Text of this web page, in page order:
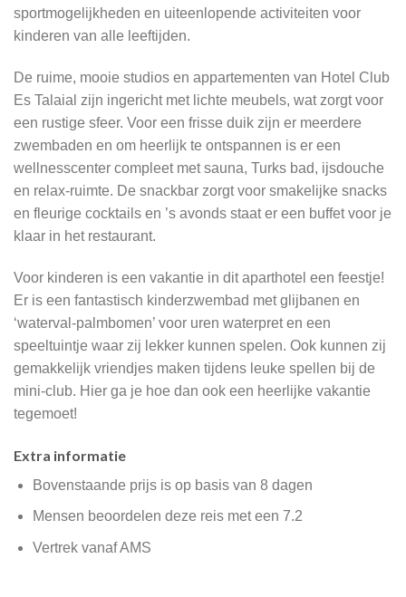
sportmogelijkheden en uiteenlopende activiteiten voor
kinderen van alle leeftijden.
De ruime, mooie studios en appartementen van Hotel Club
Es Talaial zijn ingericht met lichte meubels, wat zorgt voor
een rustige sfeer. Voor een frisse duik zijn er meerdere
zwembaden en om heerlijk te ontspannen is er een
wellnesscenter compleet met sauna, Turks bad, ijsdouche
en relax-ruimte. De snackbar zorgt voor smakelijke snacks
en fleurige cocktails en ’s avonds staat er een buffet voor je
klaar in het restaurant.
Voor kinderen is een vakantie in dit aparthotel een feestje!
Er is een fantastisch kinderzwembad met glijbanen en
‘waterval-palmbomen’ voor uren waterpret en een
speeltuintje waar zij lekker kunnen spelen. Ook kunnen zij
gemakkelijk vriendjes maken tijdens leuke spellen bij de
mini-club. Hier ga je hoe dan ook een heerlijke vakantie
tegemoet!
Extra informatie
Bovenstaande prijs is op basis van 8 dagen
Mensen beoordelen deze reis met een 7.2
Vertrek vanaf AMS